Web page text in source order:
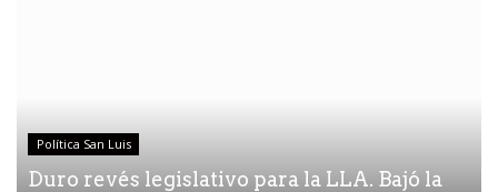
Política San Luis
Duro revés legislativo para la LLA. Bajó la